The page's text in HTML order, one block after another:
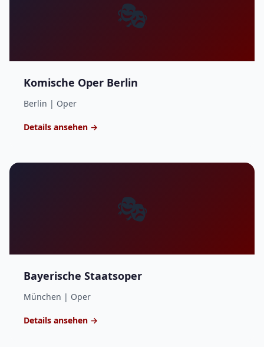
🎭
Komische Oper Berlin
Berlin | Oper
Details ansehen →
🎭
Bayerische Staatsoper
München | Oper
Details ansehen →